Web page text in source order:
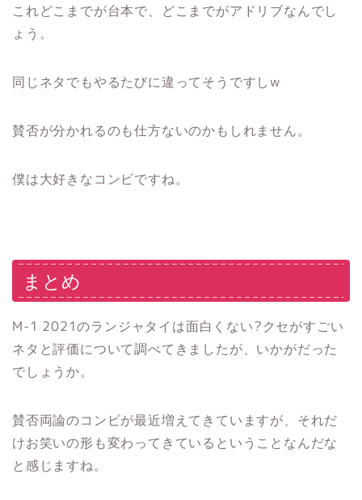
これどこまでが台本で、どこまでがアドリブなんでし
ょう。
同じネタでもやるたびに違ってそうですしw
賛否が分かれるのも仕方ないのかもしれません。
僕は大好きなコンビですね。
まとめ
M-1 2021のランジャタイは面白くない?クセがすごい
ネタと評価について調べてきましたが、いかがだった
でしょうか。
賛否両論のコンビが最近増えてきていますが、それだ
けお笑いの形も変わってきているということなんだな
と感じますね。